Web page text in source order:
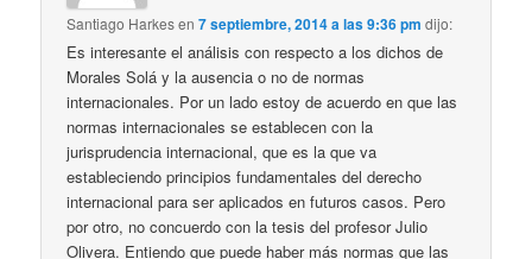
Santiago Harkesen7 septiembre, 2014 a las 9:36 pm dijo:
Es interesante el análisis con respecto a los dichos de
Morales Solá y la ausencia o no de normas
internacionales. Por un lado estoy de acuerdo en que las
normas internacionales se establecen con la
jurisprudencia internacional, que es la que va
estableciendo principios fundamentales del derecho
internacional para ser aplicados en futuros casos. Pero
por otro, no concuerdo con la tesis del profesor Julio
Olivera. Entiendo que puede haber más normas que las